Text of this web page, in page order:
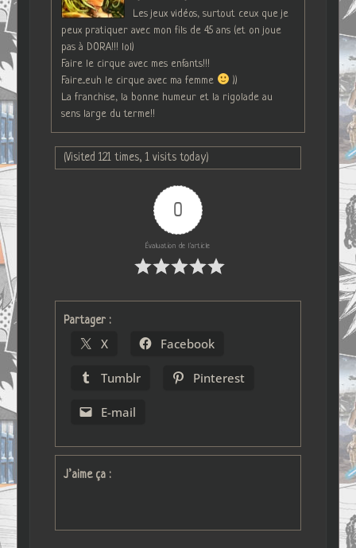
Les jeux vidéos, surtout ceux que je
peux pratiquer avec mon fils de 4.5 ans (et on joue
pas à DORA!!! lol)
Faire le cirque avec mes enfants!!!
Faire...euh le cirque avec ma femme
))
La franchise, la bonne humeur et la rigolade au
sens large du terme!!
(Visited 121 times, 1 visits today)
0
Évaluation de l'article
Partager :
X Facebook
Tumblr Pinterest
E-mail
J’aime ça :